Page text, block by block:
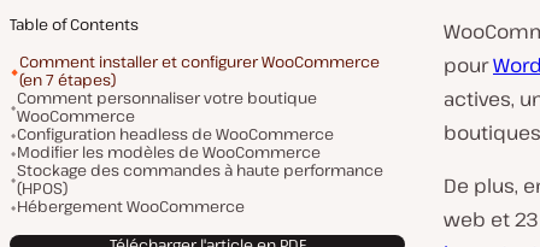
Table of Contents
Comment installer et configurer WooCommerce
(en 7 étapes)
Comment personnaliser votre boutique
WooCommerce
Configuration headless de WooCommerce
Modifier les modèles de WooCommerce
Stockage des commandes à haute performance
(HPOS)
Hébergement WooCommerce
pour
actives,
De plus,
web et